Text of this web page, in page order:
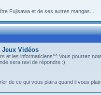
Fujisawa et de ses autres mangas...
Vidéos
et les informaticiens^^ Vous pourrez
sera ravi de répondre :)
de ce qui vous plaira quand il vous